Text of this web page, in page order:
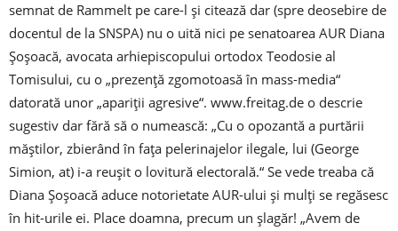
semnat de Rammelt pe care-l și citează dar (spre deosebire de
docentul de la SNSPA) nu o uită nici pe senatoarea AUR Diana
Șoșoacă, avocata arhiepiscopului ortodox Teodosie al
Tomisului, cu o „prezență zgomotoasă în mass-media“
datorată unor „apariții agresive“. www.freitag.de o descrie
sugestiv dar fără să o numească: „Cu o opozantă a purtării
măștilor, zbierând în fața pelerinajelor ilegale, lui (George
Simion, at) i-a reușit o lovitură electorală.“ Se vede treaba că
Diana Șoșoacă aduce notorietate AUR-ului și mulți se regăsesc
în hit-urile ei. Place doamna, precum un șlagăr! „Avem de